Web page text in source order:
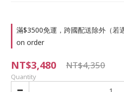
滿$3500免運，跨國配送除外（若
on order
NT$3,480 NT$4,350
Quantity